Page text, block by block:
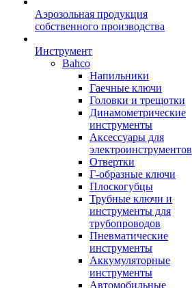
Аэрозольная продукция
собственного производства
Инструмент
Bahco
Напильники
Гаечные ключи
Головки и трещотки
Динамометрические
инструменты
Аксессуары для
электроинструментов
Отвертки
Г-образные ключи
Плоскогубцы
Трубные ключи и
инструменты для
трубопроводов
Пневматические
инструменты
Аккумуляторные
инструменты
Автомобильные